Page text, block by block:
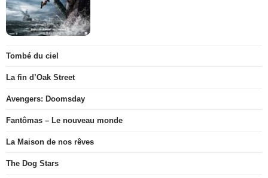
Tombé du ciel
La fin d’Oak Street
Avengers: Doomsday
Fantômas – Le nouveau monde
La Maison de nos rêves
The Dog Stars